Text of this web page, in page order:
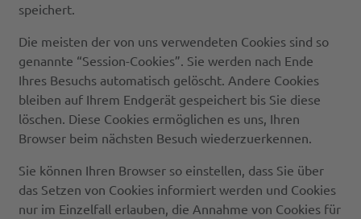
speichert.
Die meisten der von uns verwendeten Cookies sind so
genannte “Session-Cookies”. Sie werden nach Ende
Ihres Besuchs automatisch gelöscht. Andere Cookies
bleiben auf Ihrem Endgerät gespeichert bis Sie diese
löschen. Diese Cookies ermöglichen es uns, Ihren
Browser beim nächsten Besuch wiederzuerkennen.
Sie können Ihren Browser so einstellen, dass Sie über
das Setzen von Cookies informiert werden und Cookies
nur im Einzelfall erlauben, die Annahme von Cookies für